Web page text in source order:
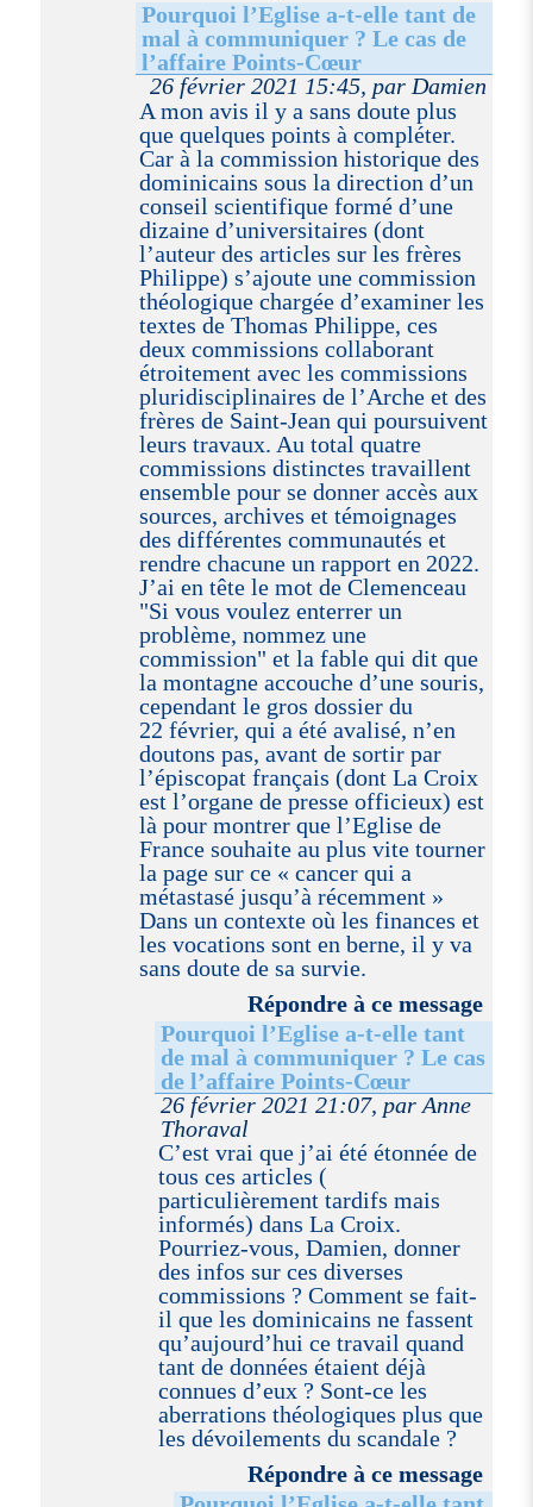
Pourquoi l’Eglise a-t-elle tant de
mal à communiquer ? Le cas de
l’affaire Points-Cœur
26 février 2021 15:45, par Damien
A mon avis il y a sans doute plus
que quelques points à compléter.
Car à la commission historique des
dominicains sous la direction d’un
conseil scientifique formé d’une
dizaine d’universitaires (dont
l’auteur des articles sur les frères
Philippe) s’ajoute une commission
théologique chargée d’examiner les
textes de Thomas Philippe, ces
deux commissions collaborant
étroitement avec les commissions
pluridisciplinaires de l’Arche et des
frères de Saint-Jean qui poursuivent
leurs travaux. Au total quatre
commissions distinctes travaillent
ensemble pour se donner accès aux
sources, archives et témoignages
des différentes communautés et
rendre chacune un rapport en 2022.
J’ai en tête le mot de Clemenceau
"Si vous voulez enterrer un
problème, nommez une
commission" et la fable qui dit que
la montagne accouche d’une souris,
cependant le gros dossier du
22 février, qui a été avalisé, n’en
doutons pas, avant de sortir par
l’épiscopat français (dont La Croix
est l’organe de presse officieux) est
là pour montrer que l’Eglise de
France souhaite au plus vite tourner
la page sur ce « cancer qui a
métastasé jusqu’à récemment »
Dans un contexte où les finances et
les vocations sont en berne, il y va
sans doute de sa survie.
Répondre à ce message
Pourquoi l’Eglise a-t-elle tant
de mal à communiquer ? Le cas
de l’affaire Points-Cœur
26 février 2021 21:07, par Anne
Thoraval
C’est vrai que j’ai été étonnée de
tous ces articles (
particulièrement tardifs mais
informés) dans La Croix.
Pourriez-vous, Damien, donner
des infos sur ces diverses
commissions ? Comment se fait-
il que les dominicains ne fassent
qu’aujourd’hui ce travail quand
tant de données étaient déjà
connues d’eux ? Sont-ce les
aberrations théologiques plus que
les dévoilements du scandale ?
Répondre à ce message